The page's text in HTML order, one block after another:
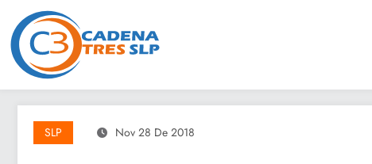
contenido
SLP Nov 28 De 2018